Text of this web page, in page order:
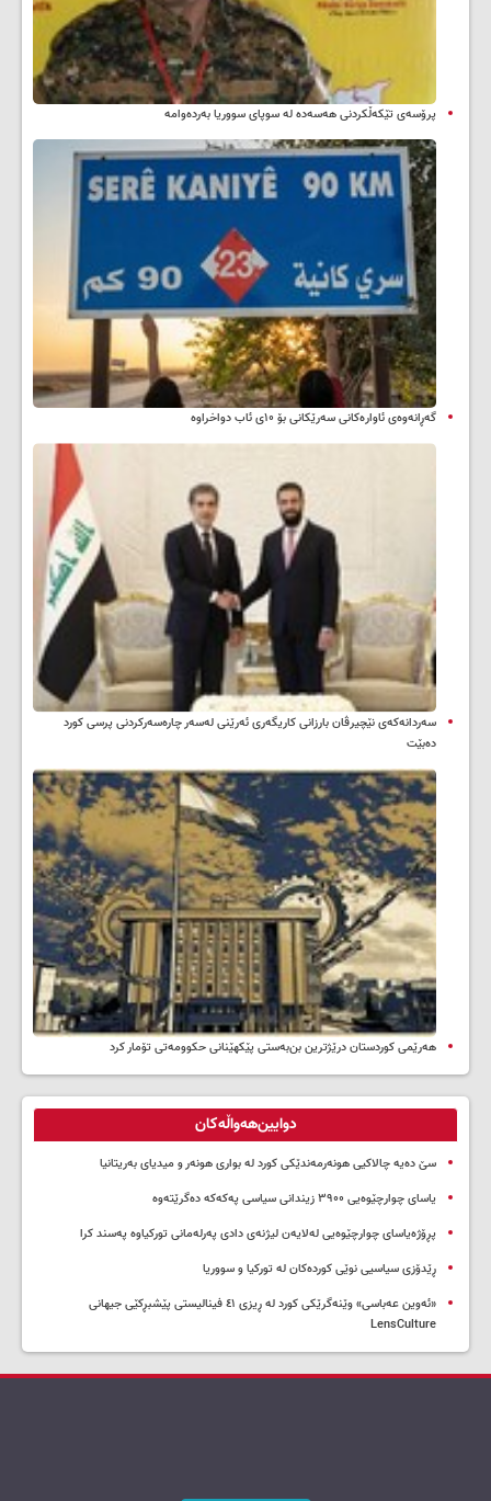
پرۆسەی تێکەڵکردنی هەسەدە لە سوپای سووریا بەردەوامە
گەڕانەوەی ئاوارەکانی سەرێکانی بۆ ۱۰ی ئاب دواخراوە
سه‌ردانه‌کەی نێچیرڤان بارزانی كاریگه‌ری ئه‌رێنی له‌سه‌ر چاره‌سه‌ركردنی پرسی كورد
ده‌بێت
هەرێمی کوردستان درێژترین بن‌بەستی پێکهێنانی حکوومەتی تۆمار کرد
دوایین‌هەواڵەکان
سێ دەیە چالاکیی هونەرمەندێکی کورد لە بواری هونەر و میدیای بەریتانیا
یاسای چوارچێوەیی ۳۹۰۰ زیندانی سیاسی پەکەکە دەگرێتەوە
پڕۆژەیاسای چوارچێوەیی لەلایەن لیژنەی دادی پەرلەمانی تورکیاوە پەسند کرا
ڕێدۆزی سیاسیی نوێی کوردەکان لە تورکیا و سووریا
«ئەوین عەباسی» وێنەگرێکی کورد لە ڕیزی ٤١ فینالیستی پێشبڕکێی جیهانی
LensCulture